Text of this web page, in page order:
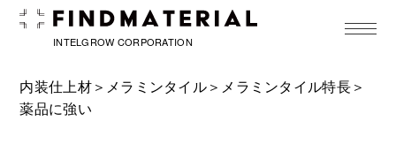
INTELGROW CORPORATION
toggle
内装仕上材＞ メラミンタイル＞ メラミンタイル特長＞
薬品に強い